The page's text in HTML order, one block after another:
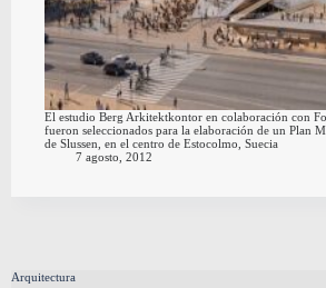
El estudio Berg Arkitektkontor en colaboración con
fueron seleccionados para la elaboración de un Plan
de Slussen, en el centro de Estocolmo, Suecia
7 agosto, 2012
Arquitectura